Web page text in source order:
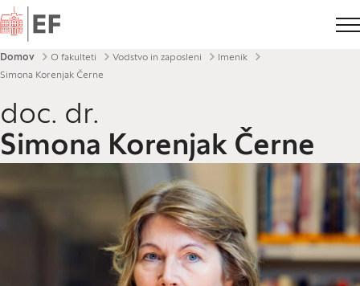
Domov
Drobtinice
Domov O fakulteti Vodstvo in zaposleni
Imenik
Simona Korenjak Černe
doc. dr.
Simona Korenjak Černe